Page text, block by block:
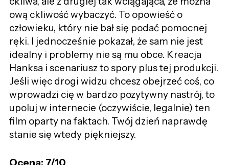
ową ckliwość wybaczyć. To opowieść o
człowieku, który nie bał się podać pomocnej
ręki. I jednocześnie pokazał, że sam nie jest
idealny i problemy nie są mu obce. Kreacja
Hanksa i scenariusz to spory plus tej produkcji.
Jeśli więc drogi widzu chcesz obejrzeć coś, co
wprowadzi cię w bardzo pozytywny nastrój, to
upoluj w internecie (oczywiście, legalnie) ten
film oparty na faktach. Twój dzień naprawdę
stanie się wtedy piękniejszy.